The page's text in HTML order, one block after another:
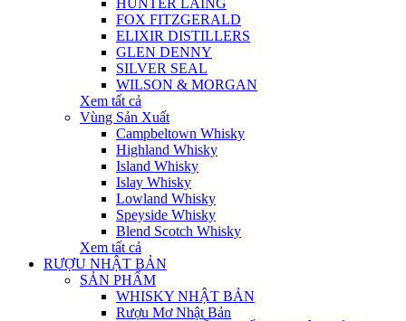
HUNTER LAING
FOX FITZGERALD
ELIXIR DISTILLERS
GLEN DENNY
SILVER SEAL
WILSON & MORGAN
Xem tất cả
Vùng Sản Xuất
Campbeltown Whisky
Highland Whisky
Island Whisky
Islay Whisky
Lowland Whisky
Speyside Whisky
Blend Scotch Whisky
Xem tất cả
RƯỢU NHẬT BẢN
SẢN PHẨM
WHISKY NHẬT BẢN
Rượu Mơ Nhật Bản